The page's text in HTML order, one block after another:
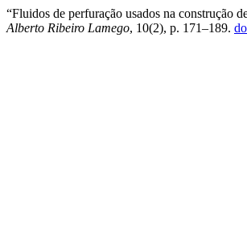
“Fluidos de perfuração usados na construção
Alberto Ribeiro Lamego, 10(2), p. 171–189.